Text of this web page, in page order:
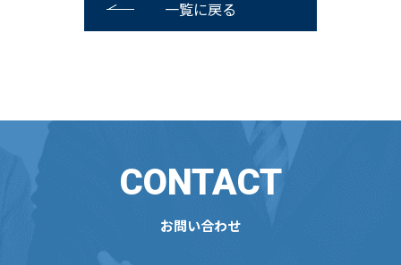
一覧に戻る
CONTACT
お問い合わせ